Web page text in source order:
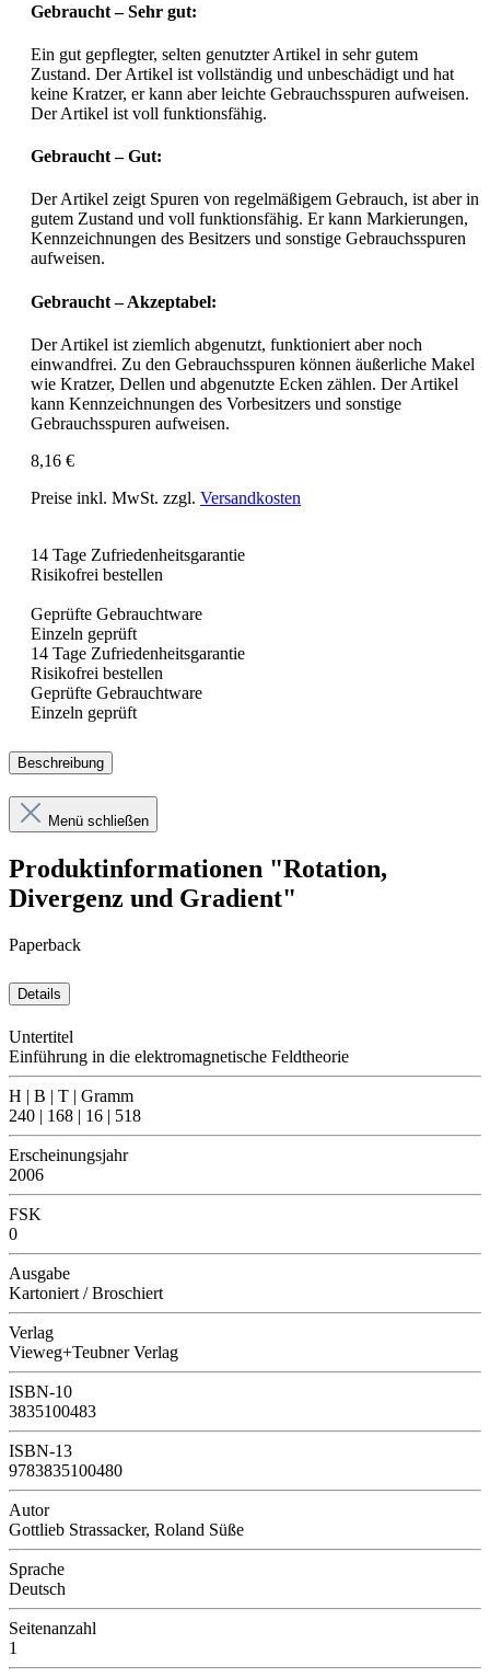
Gebraucht – Sehr gut:
Ein gut gepflegter, selten genutzter Artikel in sehr gutem
Zustand. Der Artikel ist vollständig und unbeschädigt und hat
keine Kratzer, er kann aber leichte Gebrauchsspuren aufweisen.
Der Artikel ist voll funktionsfähig.
Gebraucht – Gut:
Der Artikel zeigt Spuren von regelmäßigem Gebrauch, ist aber in
gutem Zustand und voll funktionsfähig. Er kann Markierungen,
Kennzeichnungen des Besitzers und sonstige Gebrauchsspuren
aufweisen.
Gebraucht – Akzeptabel:
Der Artikel ist ziemlich abgenutzt, funktioniert aber noch
einwandfrei. Zu den Gebrauchsspuren können äußerliche Makel
wie Kratzer, Dellen und abgenutzte Ecken zählen. Der Artikel
kann Kennzeichnungen des Vorbesitzers und sonstige
Gebrauchsspuren aufweisen.
8,16 €
Preise inkl. MwSt. zzgl. Versandkosten
14 Tage Zufriedenheitsgarantie
Risikofrei bestellen
Geprüfte Gebrauchtware
Einzeln geprüft
14 Tage Zufriedenheitsgarantie
Risikofrei bestellen
Geprüfte Gebrauchtware
Einzeln geprüft
Beschreibung
Menü schließen
Produktinformationen "Rotation,
Divergenz und Gradient"
Paperback
Details
Untertitel
Einführung in die elektromagnetische Feldtheorie
H | B | T | Gramm
240 | 168 | 16 | 518
Erscheinungsjahr
2006
FSK
0
Ausgabe
Kartoniert / Broschiert
Verlag
Vieweg+Teubner Verlag
ISBN-10
3835100483
ISBN-13
9783835100480
Autor
Gottlieb Strassacker, Roland Süße
Sprache
Deutsch
Seitenanzahl
1